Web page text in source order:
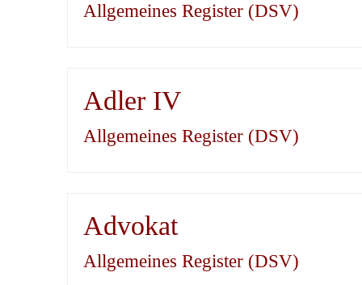
Allgemeines Register (DSV)
Adler IV
Allgemeines Register (DSV)
Advokat
Allgemeines Register (DSV)